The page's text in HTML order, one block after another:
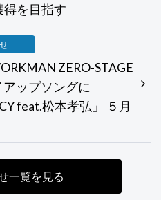
得を目指す
ZERO-STAGE
ップソングに
feat.松本孝弘」 ５月
一覧を見る